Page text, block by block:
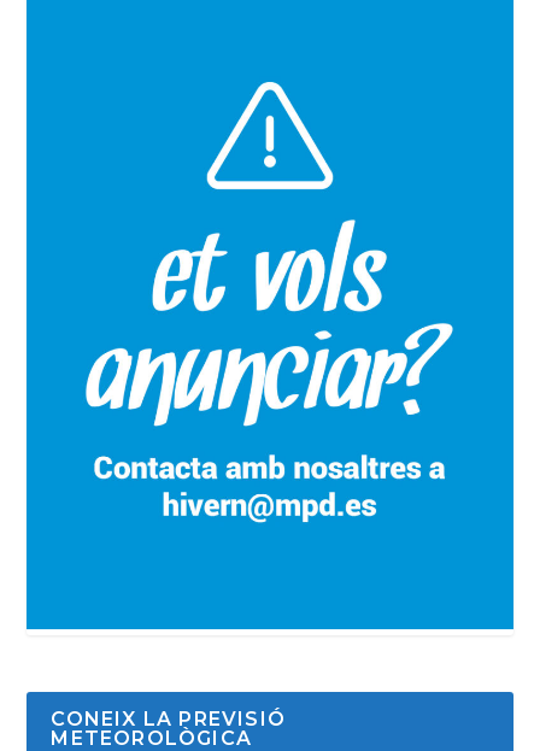
CONEIX LA PREVISIÓ
METEOROLÒGICA